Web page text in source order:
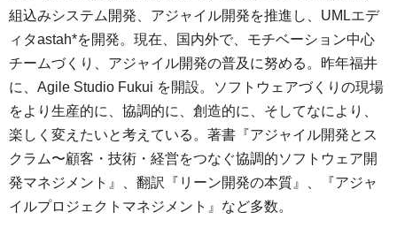
組込みシステム開発、アジャイル開発を推進し、UMLエデ
ィタastah*を開発。現在、国内外で、モチベーション中心
チームづくり、アジャイル開発の普及に努める。昨年福井
に、Agile Studio Fukui を開設。ソフトウェアづくりの現場
をより生産的に、協調的に、創造的に、そしてなにより、
楽しく変えたいと考えている。著書『アジャイル開発とス
クラム〜顧客・技術・経営をつなぐ協調的ソフトウェア開
発マネジメント』、翻訳『リーン開発の本質』、『アジャ
イルプロジェクトマネジメント』など多数。